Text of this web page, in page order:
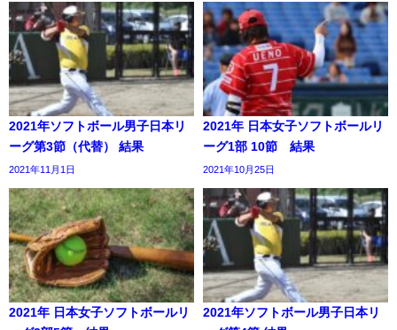
2021年ソフトボール男子日本リ
ーグ第3節（代替） 結果
2021年11月1日
2021年 日本女子ソフトボールリ
ーグ1部 10節 結果
2021年10月25日
2021年 日本女子ソフトボールリ
2021年ソフトボール男子日本リ